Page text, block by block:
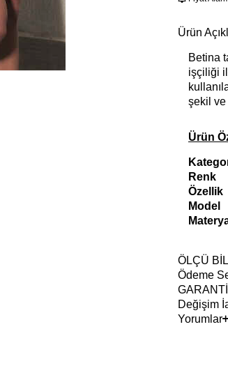
Ürün
Betina
işçiliği
şekil ve
Ürün
Renk
Özellik
Model
ÖLÇÜ
Ödeme
GARANTİ
Değişim
Yorumlar